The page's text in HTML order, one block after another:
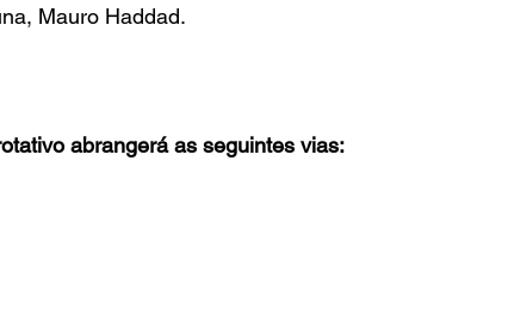
Mauro Haddad.
abrangerá as seguintes vias: